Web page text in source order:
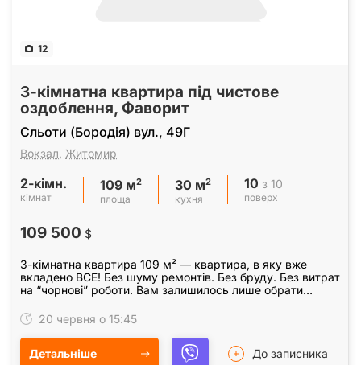
12
3-кімнатна квартира під чистове
оздоблення, Фаворит
Сльоти (Бородія) вул., 49Г
Вокзал Житомир
2-кімн.
кімнат
109 м2
площа
30 м2
кухня
10 з 10
поверх
109 500 $
3-кімнатна квартира 109 м² — квартира, в яку вже
вкладено ВСЕ! Без шуму ремонтів. Без бруду. Без витрат
на “чорнові” роботи. Вам залишилось лише обрати
20 червня о 15:45
Детальніше До записника